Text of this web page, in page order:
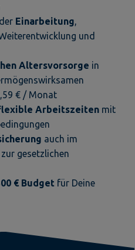
Einarbeitung
und
Altersvorsorge in
€ / Monat
Arbeitszeiten mit
auch im
gesetzlichen
€ Budget für Deine